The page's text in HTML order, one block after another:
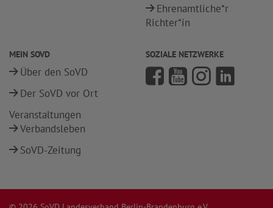
Ehrenamtliche*r
Richter*in
MEIN SOVD
Über den SoVD
Der SoVD vor Ort
Veranstaltungen
Verbandsleben
SoVD-Zeitung
SOZIALE NETZWERKE